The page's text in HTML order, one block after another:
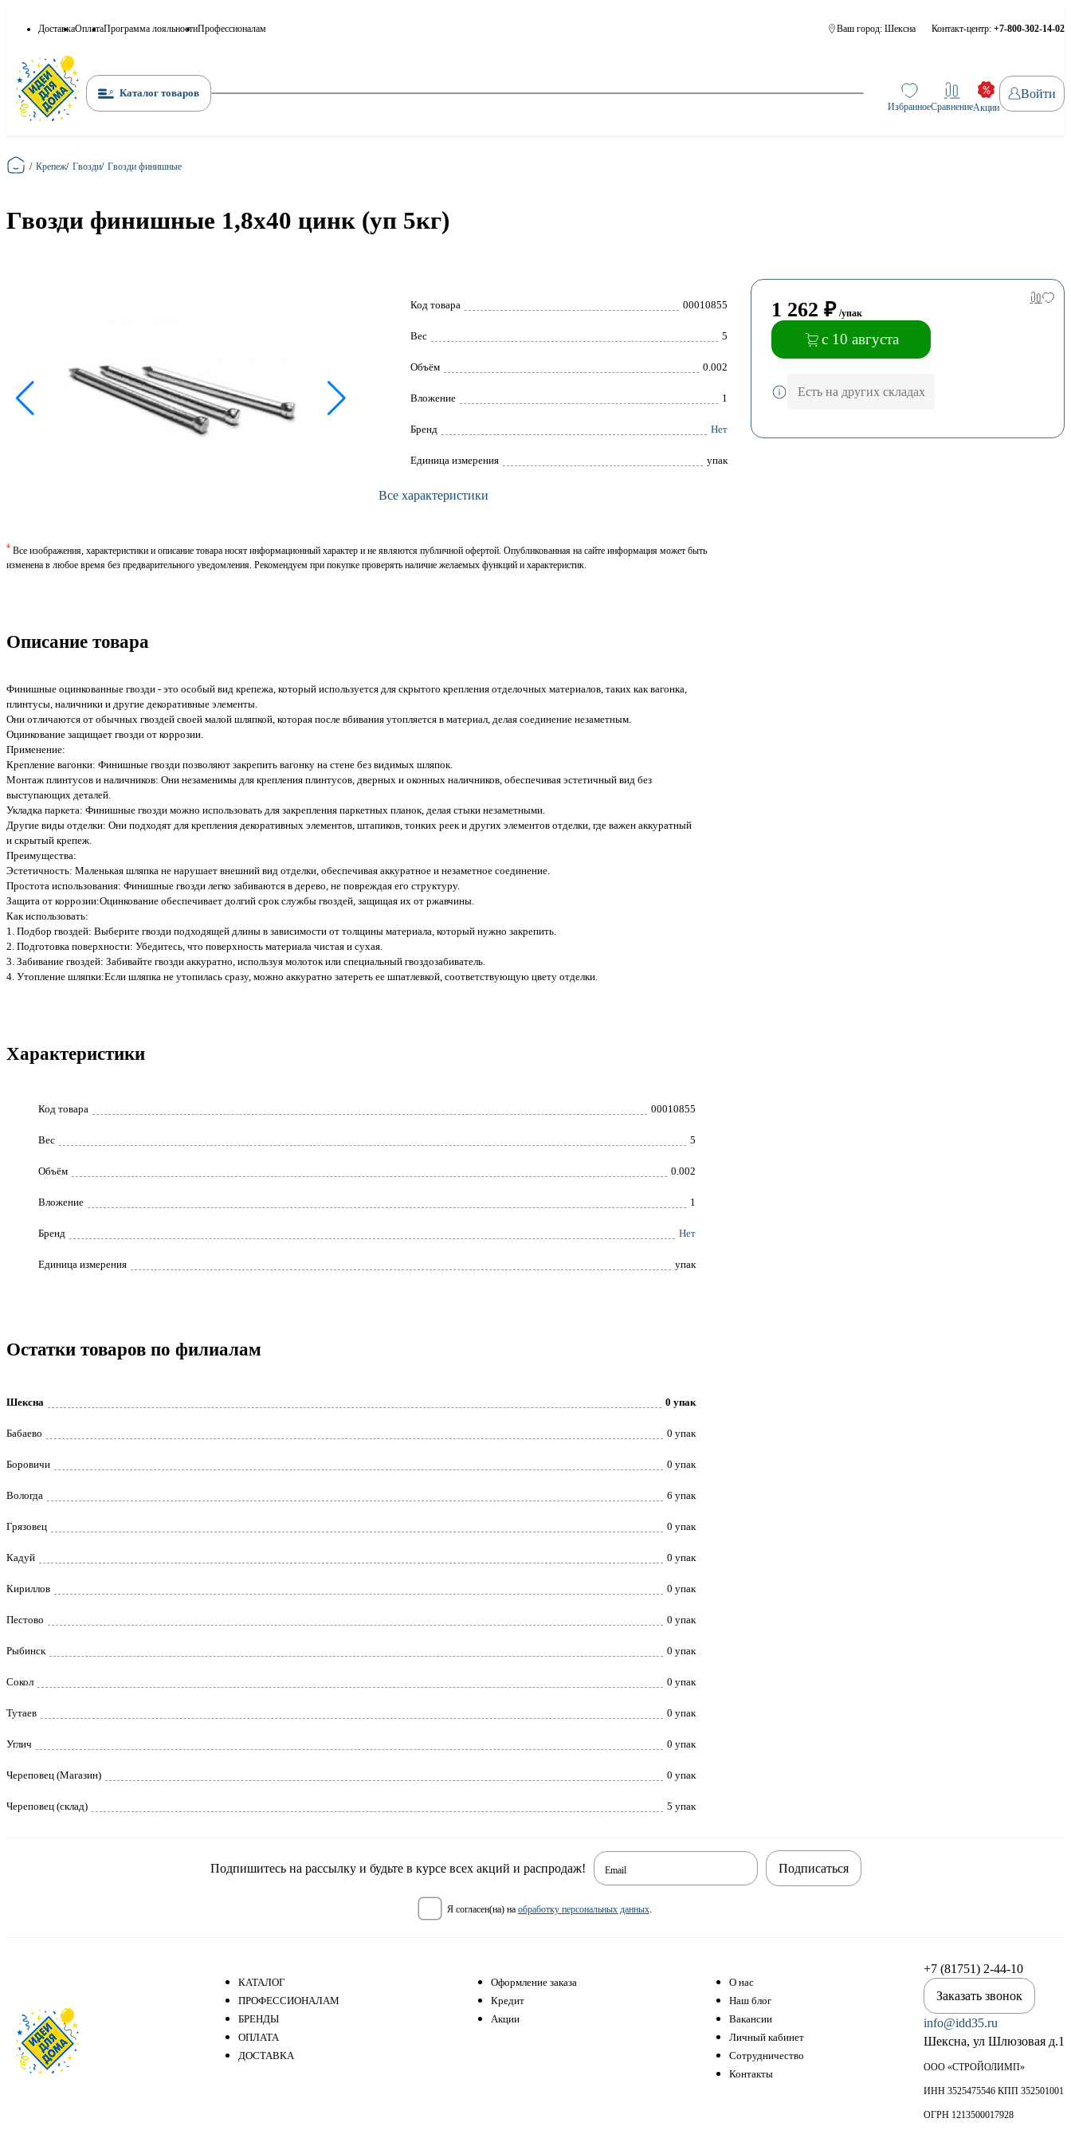
ДоставкаОплатаПрограмма лояльностиПрофессионалам Ваш город: Шексна Контакт-центр: +7-800-302-14-02
Каталог товаров
ИзбранноеСравнениеАкции
Войти
Главная
/ Крепеж/ Гвозди/ Гвозди финишные
Гвозди финишные 1,8х40 цинк (уп 5кг)
Код товара 00010855
Вес 5
Объём 0.002
Вложение 1
Брeнд Нет
Единица измерения упак
Все характеристики
* Все изображения, характеристики и описание товара носят информационный характер и не являются публичной офертой. Опубликованная на сайте информация может быть
изменена в любое время без предварительного уведомления. Рекомендуем при покупке проверять наличие желаемых функций и характеристик.
1 262 ₽ /упак
с 10 августа
Есть на других складах
Описание товара
Финишные оцинкованные гвозди - это особый вид крепежа, который используется для скрытого крепления отделочных материалов, таких как вагонка,
плинтусы, наличники и другие декоративные элементы.
Они отличаются от обычных гвоздей своей малой шляпкой, которая после вбивания утопляется в материал, делая соединение незаметным.
Оцинкование защищает гвозди от коррозии.
Применение:
Крепление вагонки: Финишные гвозди позволяют закрепить вагонку на стене без видимых шляпок.
Монтаж плинтусов и наличников: Они незаменимы для крепления плинтусов, дверных и оконных наличников, обеспечивая эстетичный вид без
выступающих деталей.
Укладка паркета: Финишные гвозди можно использовать для закрепления паркетных планок, делая стыки незаметными.
Другие виды отделки: Они подходят для крепления декоративных элементов, штапиков, тонких реек и других элементов отделки, где важен аккуратный
и скрытый крепеж.
Преимущества:
Эстетичность: Маленькая шляпка не нарушает внешний вид отделки, обеспечивая аккуратное и незаметное соединение.
Простота использования: Финишные гвозди легко забиваются в дерево, не повреждая его структуру.
Защита от коррозии:Оцинкование обеспечивает долгий срок службы гвоздей, защищая их от ржавчины.
Как использовать:
1. Подбор гвоздей: Выберите гвозди подходящей длины в зависимости от толщины материала, который нужно закрепить.
2. Подготовка поверхности: Убедитесь, что поверхность материала чистая и сухая.
3. Забивание гвоздей: Забивайте гвозди аккуратно, используя молоток или специальный гвоздозабиватель.
4. Утопление шляпки:Если шляпка не утопилась сразу, можно аккуратно затереть ее шпатлевкой, соответствующую цвету отделки.
Характеристики
Код товара 00010855
Вес 5
Объём 0.002
Вложение 1
Бренд Нет
Единица измерения упак
Остатки товаров по филиалам
Шексна 0 упак
Бабаево 0 упак
Боровичи 0 упак
Вологда 6 упак
Грязовец 0 упак
Кадуй 0 упак
Кириллов 0 упак
Пестово 0 упак
Рыбинск 0 упак
Сокол 0 упак
Тутаев 0 упак
Углич 0 упак
Череповец (Магазин) 0 упак
Череповец (склад) 5 упак
Подпишитесь на рассылку и будьте в курсе всех акций и распродаж! Email
я согласен(на) на обработку персональных данных.
Подписаться
КАТАЛОГ
ПРОФЕССИОНАЛАМ
БРЕНДЫ
ОПЛАТА
ДОСТАВКА
Оформление заказа
Кредит
Акции
О нас
Наш блог
Вакансии
Личный кабинет
Сотрудничество
Контакты
+7 (81751) 2-44-10
Заказать звонок
info@idd35.ru
Шексна, ул Шлюзовая д.1
ООО «СТРОЙОЛИМП»
ИНН 3525475546 КПП 352501001
ОГРН 1213500017928